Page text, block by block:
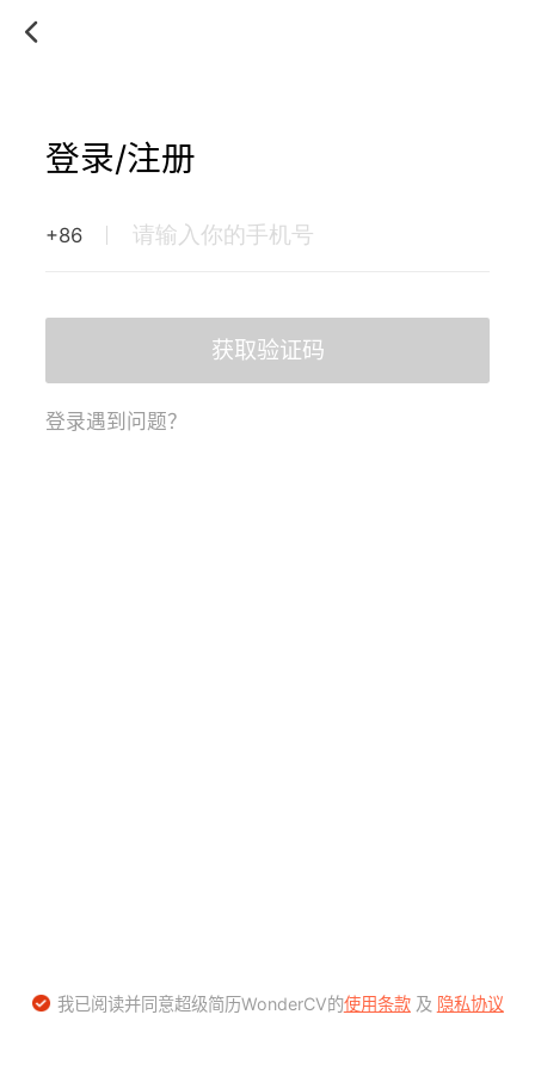
登录/注册
+86
获取验证码
登录遇到问题？
我已阅读并同意超级简历WonderCV的使用条款及 隐私协议